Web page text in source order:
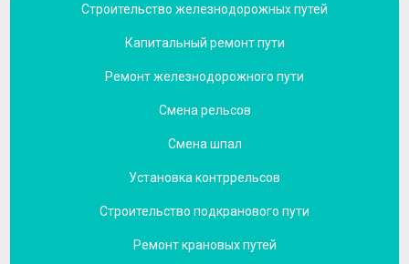
Строительство железнодорожных путей
Капитальный ремонт пути
Ремонт железнодорожного пути
Смена рельсов
Смена шпал
Установка контррельсов
Строительство подкранового пути
Ремонт крановых путей